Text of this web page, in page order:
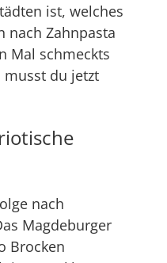
ist, welches
nach Zahnpasta
Mal schmeckts
musst du jetzt
nach
Magdeburger
Brocken